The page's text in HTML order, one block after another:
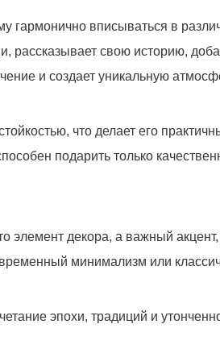
гармонично вписываться в
рассказывает свою историю,
и создает уникальную
что делает его
подарить только
элемент декора, а важный
минимализм или
эпохи, традиций и
лицам, только позвоним и
Отправить